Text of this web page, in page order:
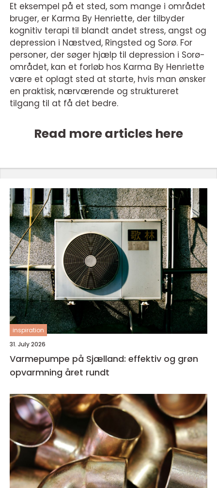
Et eksempel på et sted, som mange i området
bruger, er Karma By Henriette, der tilbyder
kognitiv terapi til blandt andet stress, angst og
depression i Næstved, Ringsted og Sorø. For
personer, der søger hjælp til depression i Sorø-
området, kan et forløb hos Karma By Henriette
være et oplagt sted at starte, hvis man ønsker
en praktisk, nærværende og struktureret
tilgang til at få det bedre.
Read more articles here
inspiration
31. July 2026
Varmepumpe på Sjælland: effektiv og grøn
opvarmning året rundt